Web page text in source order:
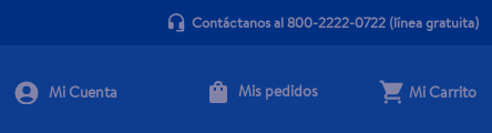
Contáctanos al 800-2222-0722(línea gratuita)
Mis pedidos Mi Carrito
+ Agregar